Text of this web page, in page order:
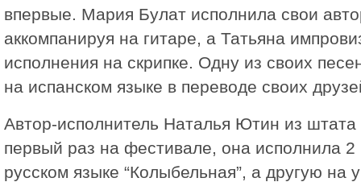
впервые. Мария Булат исполнила свои
аккомпанируя на гитаре, а Татьяна
исполнения на скрипке. Одну из своих
на испанском языке в переводе своих
Автор-исполнитель Наталья Ютин из
первый раз на фестивале, она исполнила 2
русском языке “Колыбельная”, а другую на